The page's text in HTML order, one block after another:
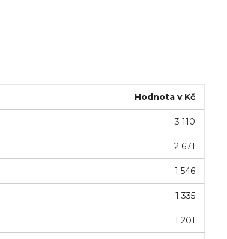
Hodnota v Kč
3 110
2 671
1 546
1 335
1 201